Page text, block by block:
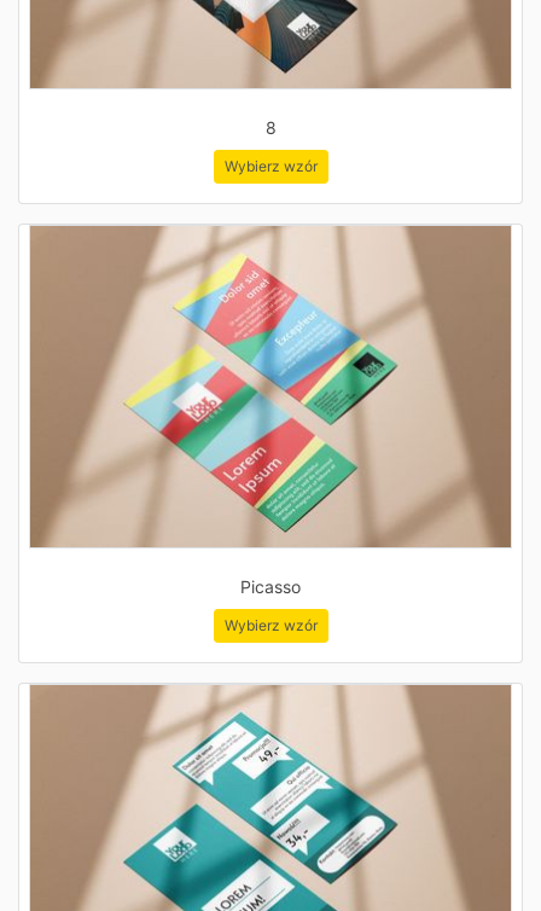
8
Wybierz wzór
Picasso
Wybierz wzór